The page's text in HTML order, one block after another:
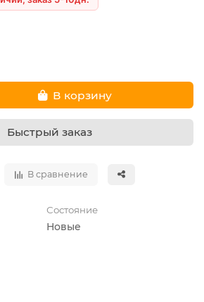
В корзину
Быстрый заказ
В сравнение
Состояние
Новые